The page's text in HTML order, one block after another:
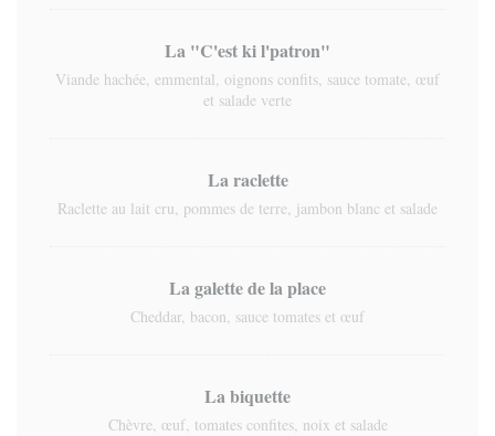
La "C'est ki l'patron"
Viande hachée, emmental, oignons confits, sauce tomate, œuf
et salade verte
La raclette
Raclette au lait cru, pommes de terre, jambon blanc et salade
La galette de la place
Cheddar, bacon, sauce tomates et œuf
La biquette
Chèvre, œuf, tomates confites, noix et salade